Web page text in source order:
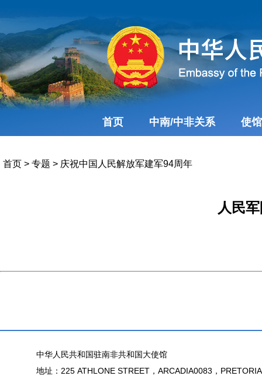
首页 中南/中非关系 使
首页 > 专题 > 庆祝中国人民解放军建军94周年
人民
中华人民共和国驻南非共和国大使馆
地址：225 ATHLONE STREET，ARCADIA0083，